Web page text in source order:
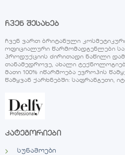
ჩვენ შესახებ
ჩვენ ვართ ბრიტანული კოსმეტიკური
ოფიციალური წარმომადგენლები
პროდუქციის ძირითადი ნაწილი
თანამედროვე, ახალი
მათი 100% იწარმოება ევროპის
წამყვან ქარხნებში: საფრანგეთი,
კატეგორიები
სუნამოები